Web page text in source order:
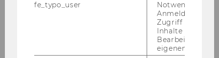
fe_typo_user
Notwendig für
Anmeldung und
Zugriff auf
Inhalte oder zur
Bearbeitung des
eigenen Profils.